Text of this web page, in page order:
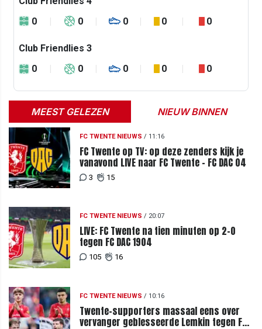
0
0 0 0 0
Club Friendlies 3
0
0 0 0 0
MEEST GELEZEN NIEUW BINNEN
FC TWENTE NIEUWS / 11:16
FC Twente op TV: op deze zenders kijk je
vanavond LIVE naar FC Twente - FC DAC 04
3 15
FC TWENTE NIEUWS / 20:07
LIVE: FC Twente na tien minuten op 2-0
tegen FC DAC 1904
105 16
FC TWENTE NIEUWS / 10:16
Twente-supporters massaal eens over
vervanger geblesseerde Lemkin tegen FC